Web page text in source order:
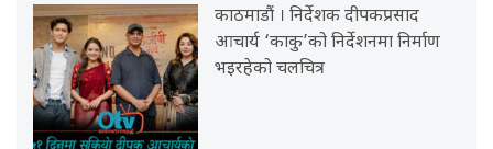
काठमाडौं । निर्देशक दीपकप्रसाद
आचार्य ‘काकु’को निर्देशनमा निर्माण
भइरहेको चलचित्र